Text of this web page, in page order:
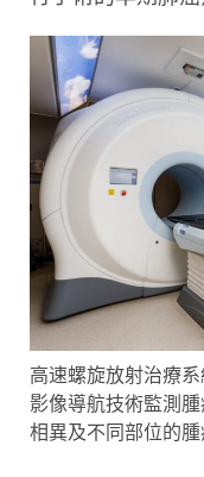
高速螺旋放射治療
影像導航技術監測
相異及不同部位的腫